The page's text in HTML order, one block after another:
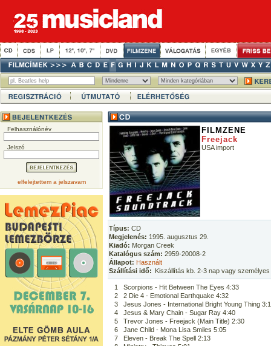
Felhasználónév
Jelszó
elfelejtettem a jelszavam
FILMZENE
Freejack
USA import
Típus: CD
Megjelenés: 1995. augusztus 29.
Kiadó: Morgan Creek
Katalógus szám: 2959-20008-2
Állapot: Használt
Szállítási idő: Kiszállítás kb. 2-3 nap vagy
1
Scorpions - Hit Between The Eyes 4:33
2
2 Die 4 - Emotional Earthquake 4:32
3
Jesus Jones - International Bright Young Thing
4
Jesus & Mary Chain - Sugar Ray 4:40
5
Trevor Jones - Freejack (Main Title) 2:30
6
Jane Child - Mona Lisa Smiles 5:05
7
Eleven - Break The Spell 2:13